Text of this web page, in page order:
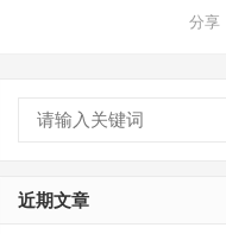
近期文章